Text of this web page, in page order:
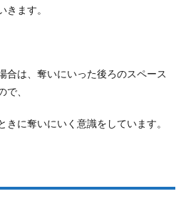
きます。
合は、奪いにいった後ろのスペース
、
きに奪いにいく意識をしています。